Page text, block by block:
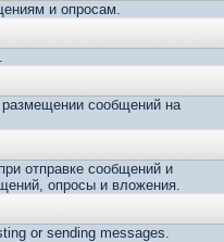
и опросам.
сообщений на
отправке сообщений и
опросы и вложения.
or sending messages.